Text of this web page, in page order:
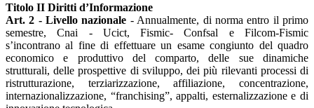
Titolo II Diritti d’Informazione
Art. 2 - Livello nazionale - Annualmente, di norma entro il primo
semestre, Cnai - Ucict, Fismic- Confsal e Filcom-Fismic
s’incontrano al fine di effettuare un esame congiunto del quadro
economico e produttivo del comparto, delle sue dinamiche
strutturali, delle prospettive di sviluppo, dei più rilevanti processi di
ristrutturazione, terziarizzazione, affiliazione, concentrazione,
internazionalizzazione, “franchising”, appalti, esternalizzazione e di